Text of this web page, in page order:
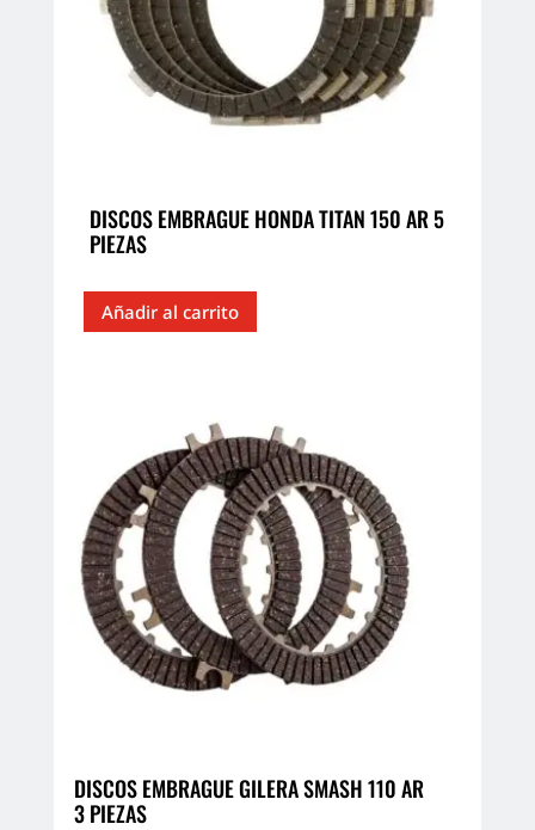
página
de
DISCOS EMBRAGUE HONDA TITAN 150 AR 5
PIEZAS
Añadir al carrito
DISCOS EMBRAGUE GILERA SMASH 110 AR
3 PIEZAS